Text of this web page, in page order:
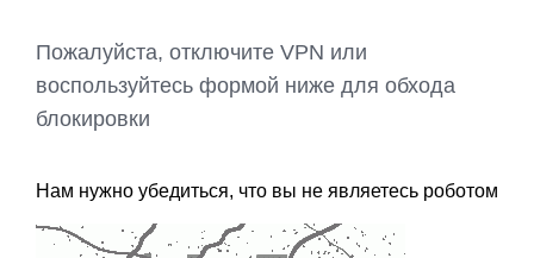
Пожалуйста, отключите VPN или
воспользуйтесь формой ниже для обхода
блокировки
Нам нужно убедиться, что вы не являетесь роботом